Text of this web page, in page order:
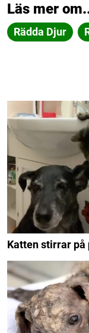
Läs mer
Rädda Djur
Katten stirrar på